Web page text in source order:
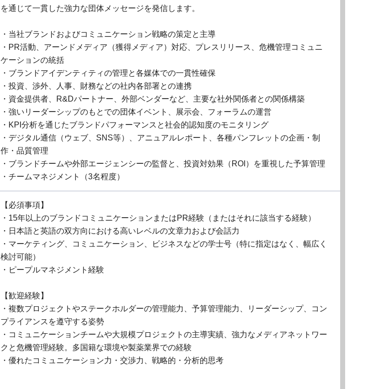
を通じて一貫した強力な団体メッセージを発信します。
・当社ブランドおよびコミュニケーション戦略の策定と主導
・PR活動、アーンドメディア（獲得メディア）対応、プレスリリース、危機管理コミュニ
ケーションの統括
・ブランドアイデンティティの管理と各媒体での一貫性確保
・投資、渉外、人事、財務などの社内各部署との連携
・資金提供者、R&Dパートナー、外部ベンダーなど、主要な社外関係者との関係構築
・強いリーダーシップのもとでの団体イベント、展示会、フォーラムの運営
・KPI分析を通じたブランドパフォーマンスと社会的認知度のモニタリング
・デジタル通信（ウェブ、SNS等）、アニュアルレポート、各種パンフレットの企画・制
作・品質管理
・ブランドチームや外部エージェンシーの監督と、投資対効果（ROI）を重視した予算管理
・チームマネジメント（3名程度）
【必須事項】
・15年以上のブランドコミュニケーションまたはPR経験（またはそれに該当する経験）
・日本語と英語の双方向における高いレベルの文章力および会話力
・マーケティング、コミュニケーション、ビジネスなどの学士号（特に指定はなく、幅広く
検討可能）
・ピープルマネジメント経験
【歓迎経験】
・複数プロジェクトやステークホルダーの管理能力、予算管理能力、リーダーシップ、コン
プライアンスを遵守する姿勢
・コミュニケーションチームや大規模プロジェクトの主導実績、強力なメディアネットワー
クと危機管理経験。多国籍な環境や製薬業界での経験
・優れたコミュニケーション力・交渉力、戦略的・分析的思考